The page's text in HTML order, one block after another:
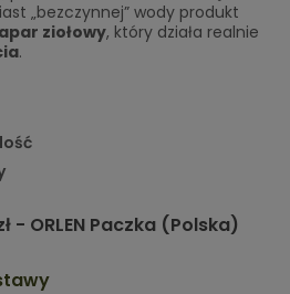
„bezczynnej” wody produkt
ziołowy, który działa realnie
.
- ORLEN Paczka (Polska)
kosztów płatności